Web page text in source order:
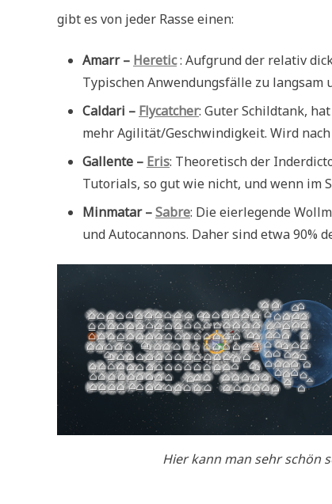
gibt es von jeder Rasse einen:
Amarr – Heretic: Aufgrund der relativ
Typischen Anwendungsfälle zu langsam
Caldari – Flycatcher: Guter Schildtank,
mehr Agilität/Geschwindigkeit. Wird
Gallente – Eris: Theoretisch der
Tutorials, so gut wie nicht, und wenn im
Minmatar –Sabre: Die eierlegende
und Autocannons. Daher sind etwa 90%
Hier kann man sehr schön